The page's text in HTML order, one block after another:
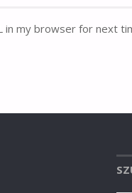
in my browser for next